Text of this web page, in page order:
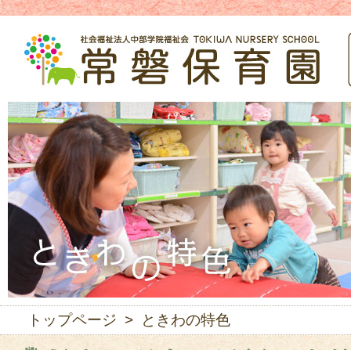
トップページ > ときわの特色